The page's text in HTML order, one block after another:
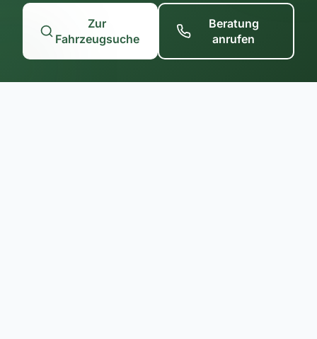
Zur
Fahrzeugsuche
Beratung
anrufen